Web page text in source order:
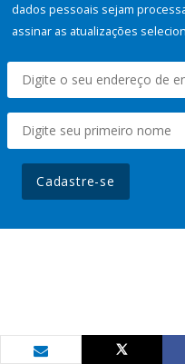
dados pessoais sejam
assinar as atualizações
Cadastre-se